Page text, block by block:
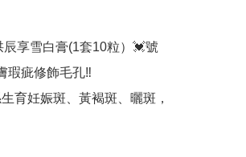
享雪白膏(1套10粒）💓號
瑕疵修飾毛孔‼️
育妊娠斑、黃褐斑、曬斑，